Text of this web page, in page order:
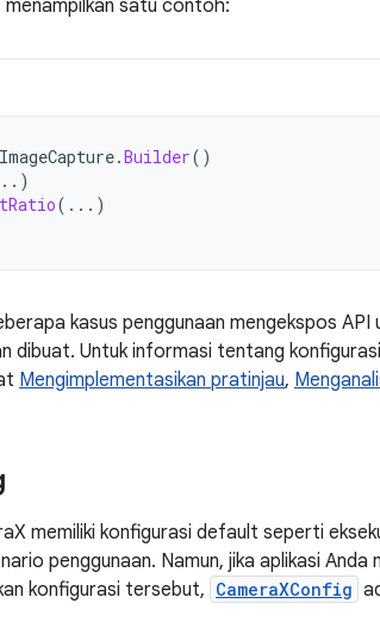
satu contoh:
ImageCapture.Builder()
(...)
kasus penggunaan mengekspos
dibuat. Untuk informasi tentang
Mengimplementasikan pratinjau,
memiliki konfigurasi default seperti
penggunaan. Namun, jika aplikasi
konfigurasi tersebut, CameraXConfig